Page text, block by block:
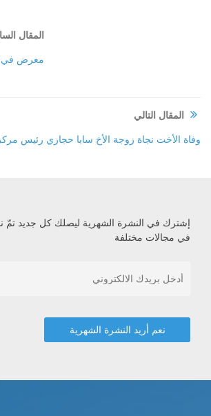
المقال
معرض في
المقال التالي
وفاة الأخت نجاة زوجة الأخ سابا حجازي رئيس
إشترك في النشرة الشهرية ليصلك كل جديد تمّ
في مجالات مختلفة